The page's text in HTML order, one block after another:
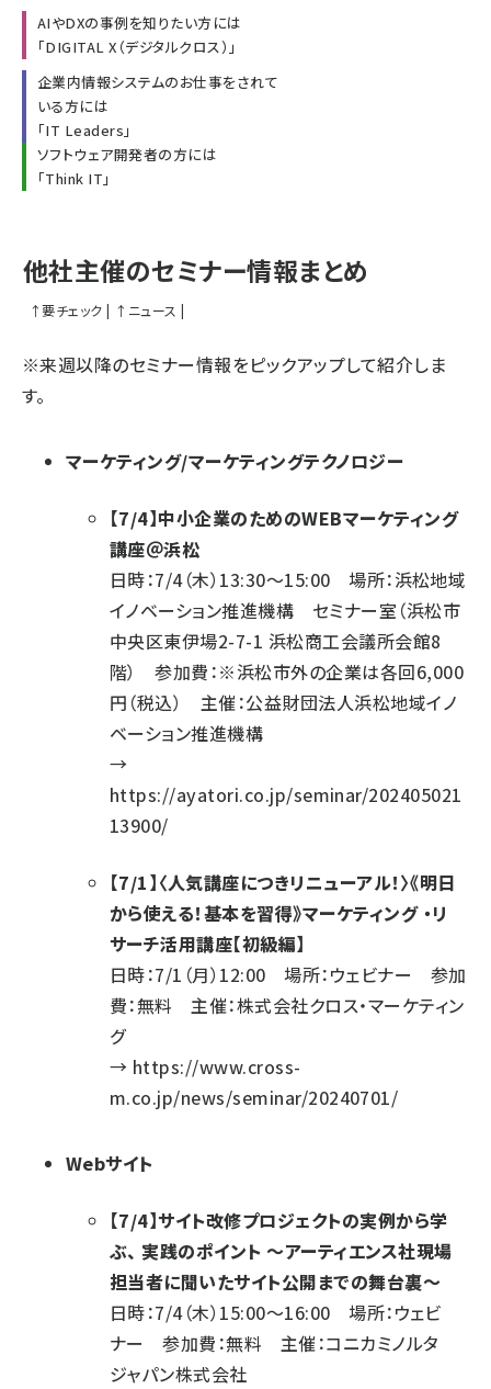
AIやDXの事例を知りたい方には
「DIGITAL X（デジタルクロス） 」
企業内情報システムのお仕事をされて
いる方には
「IT Leaders 」
ソフトウェア開発者の方には
「Think IT 」
他社主催のセミナー情報まとめ
↑要チェック | ↑ ニュース |
※来週以降のセミナー情報をピックアップして紹介しま
す。
マーケティング/マーケティングテクノロジー
【7/4】中小企業のためのWEBマーケティング
講座＠浜松
日時：7/4（木）13:30～15:00 場所：浜松地域
イノベーション推進機構 セミナー室（浜松市
中央区東伊場2-7-1 浜松商工会議所会館8
階） 参加費：※浜松市外の企業は各回6,000
円（税込） 主催：公益財団法人浜松地域イノ
ベーション推進機構
→
https://ayatori.co.jp/seminar/202405021
13900/
【7/1】〈人気講座につきリニューアル！〉《明日
から使える！基本を習得》マーケティング ・リ
サーチ活用講座【初級編】
日時：7/1（月）12:00 場所：ウェビナー 参加
費：無料 主催：株式会社クロス・マーケティン
グ
→ https://www.cross-
m.co.jp/news/seminar/20240701/
Webサイト
【7/4】サイト改修プロジェクトの実例から学
ぶ、 実践のポイント ～アーティエンス社現場
担当者に聞いたサイト公開までの舞台裏～
日時：7/4（木）15:00～16:00 場所：ウェビ
ナー 参加費：無料 主催：コニカミノルタ
ジャパン株式会社